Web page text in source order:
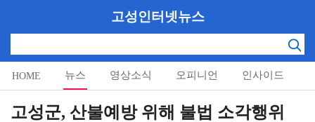
고성인터넷뉴스
HOME 뉴스 영상소식 오피니언 인사이드
알림마당
고성군, 산불예방 위해 불법 소각행위